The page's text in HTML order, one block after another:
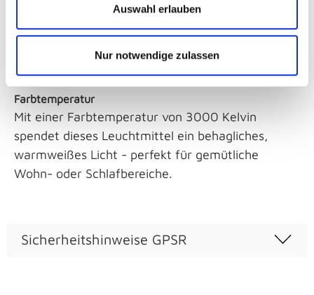
Auswahl erlauben
Nur notwendige zulassen
Farbtemperatur / Kelvin
Farbtemperatur
Mit einer Farbtemperatur von 3000 Kelvin
spendet dieses Leuchtmittel ein behagliches,
warmweißes Licht - perfekt für gemütliche
Wohn- oder Schlafbereiche.
Sicherheitshinweise GPSR